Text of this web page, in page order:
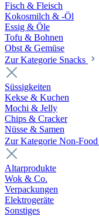
Fisch & Fleisch
Kokosmilch & -Öl
Essig & Öle
Tofu & Bohnen
Obst & Gemüse
Zur Kategorie Snacks
Süssigkeiten
Kekse & Kuchen
Mochi & Jelly
Chips & Cracker
Nüsse & Samen
Zur Kategorie Non-Food
Altarprodukte
Wok & Co.
Verpackungen
Elektrogeräte
Sonstiges